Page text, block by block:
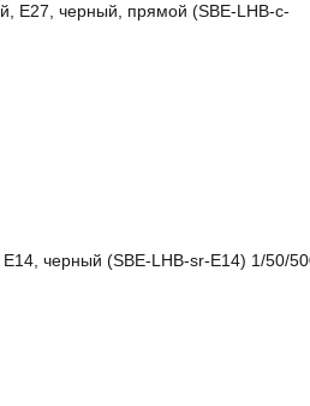
Е27, черный, прямой (SBE-LHB-c-
черный (SBE-LHB-sr-E14) 1/50/